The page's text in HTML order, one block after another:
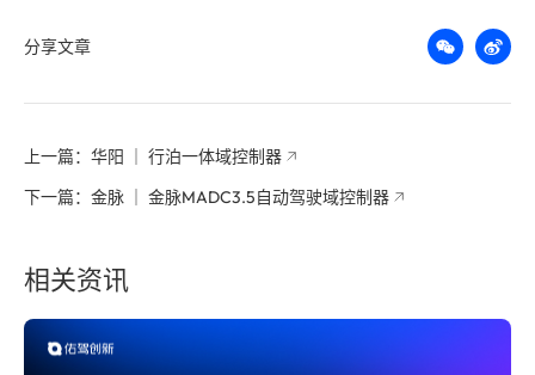
分享文章
上一篇：华阳 ｜ 行泊一体域控制器
下一篇：金脉 ｜ 金脉MADC3.5自动驾驶域控制器
相关资讯